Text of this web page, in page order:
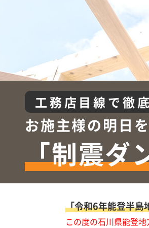
工務店目線で徹
お施主様の明日
「制震ダ
「令和6年能登半島
この度の石川県能登